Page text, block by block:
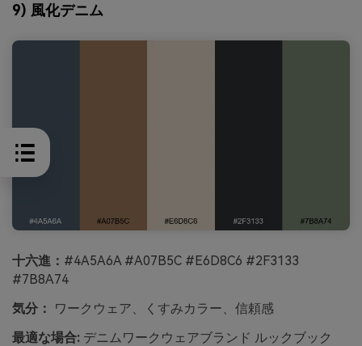
9) 風化デニム
十六進： #4A5A6A #A07B5C #E6D8C6 #2F3133
#7B8A74
気分：
ワークウェア、くすみカラー、信頼感
最適な場合: デニムワークウェアブランド ルックブック